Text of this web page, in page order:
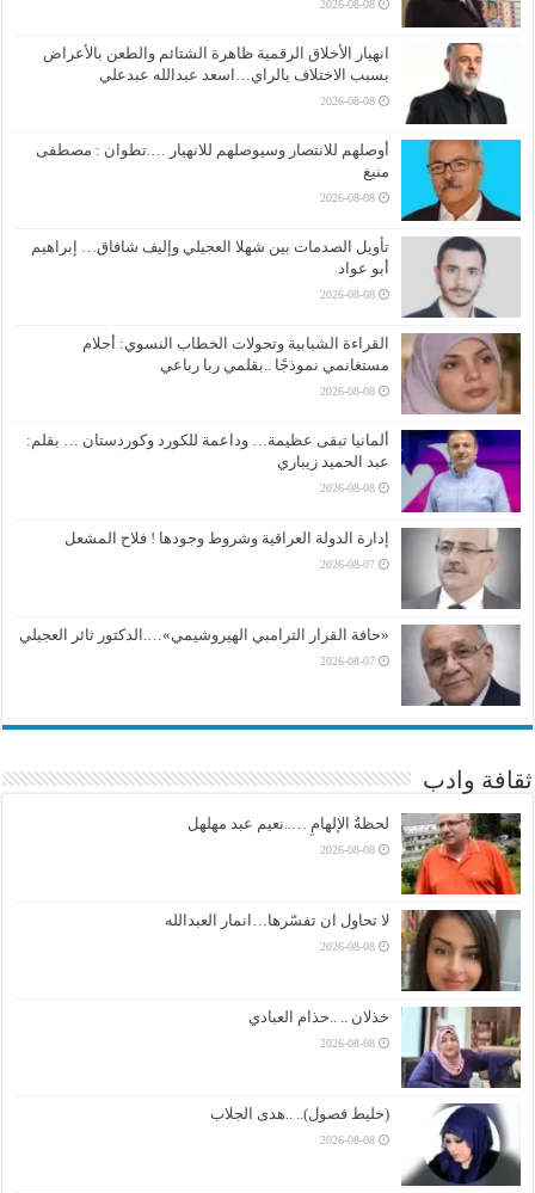
2026-08-08
انهيار الأخلاق الرقمية ظاهرة الشتائم والطعن بالأعراض
بسبب الاختلاف بالراي…اسعد عبدالله عبدعلي
2026-08-08
أوصلهم للانتصار وسيوصلهم للانهيار ….تطوان : مصطفى
منيغ
2026-08-08
تأويل الصدمات بين شهلا العجيلي وإليف شافاق… إبراهيم
أبو عواد
2026-08-08
القراءة الشبابية وتحولات الخطاب النسوي: أحلام
مستغانمي نموذجًا ..بقلمي ربا رباعي
2026-08-08
ألمانيا تبقى عظيمة… وداعمة للكورد وكوردستان … بقلم:
عبد الحميد زيباري
2026-08-08
إدارة الدولة العراقية وشروط وجودها ! فلاح المشعل
2026-08-07
«حافة القرار الترامبي الهيروشيمي»….الدكتور ثائر العجيلي
2026-08-07
ثقافة وادب
لحظةُ الإلهامِ …..نعيم عبد مهلهل
2026-08-08
لا تحاول ان تفسّرها…انمار العبدالله
2026-08-08
خذلان .. ..حذام العبادي
2026-08-08
(خليط فصول).. ..هدى الجلاب
2026-08-08